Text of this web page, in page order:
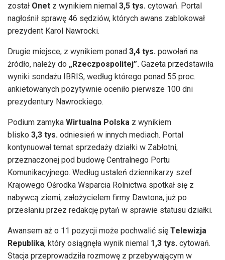
został Onet z wynikiem niemal 3,5 tys. cytowań. Portal
nagłośnił sprawę 46 sędziów, których awans zablokował
prezydent Karol Nawrocki.
Drugie miejsce, z wynikiem ponad 3,4 tys. powołań na
źródło, należy do „Rzeczpospolitej”. Gazeta przedstawiła
wyniki sondażu IBRIS, według którego ponad 55 proc.
ankietowanych pozytywnie oceniło pierwsze 100 dni
prezydentury Nawrockiego.
Podium zamyka Wirtualna Polska z wynikiem
blisko 3,3 tys. odniesień w innych mediach. Portal
kontynuował temat sprzedaży działki w Zabłotni,
przeznaczonej pod budowę Centralnego Portu
Komunikacyjnego. Według ustaleń dziennikarzy szef
Krajowego Ośrodka Wsparcia Rolnictwa spotkał się z
nabywcą ziemi, założycielem firmy Dawtona, już po
przesłaniu przez redakcję pytań w sprawie statusu działki.
Awansem aż o 11 pozycji może pochwalić się Telewizja
Republika, który osiągnęła wynik niemal 1,3 tys. cytowań.
Stacja przeprowadziła rozmowę z przebywającym w